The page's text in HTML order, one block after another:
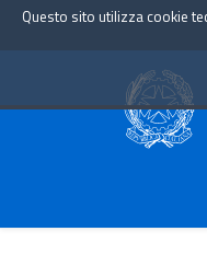
Questo sito utilizza cookie